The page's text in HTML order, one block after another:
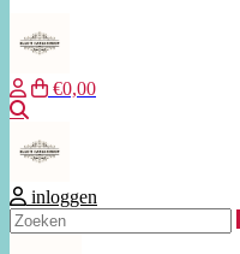
€0,00
inloggen